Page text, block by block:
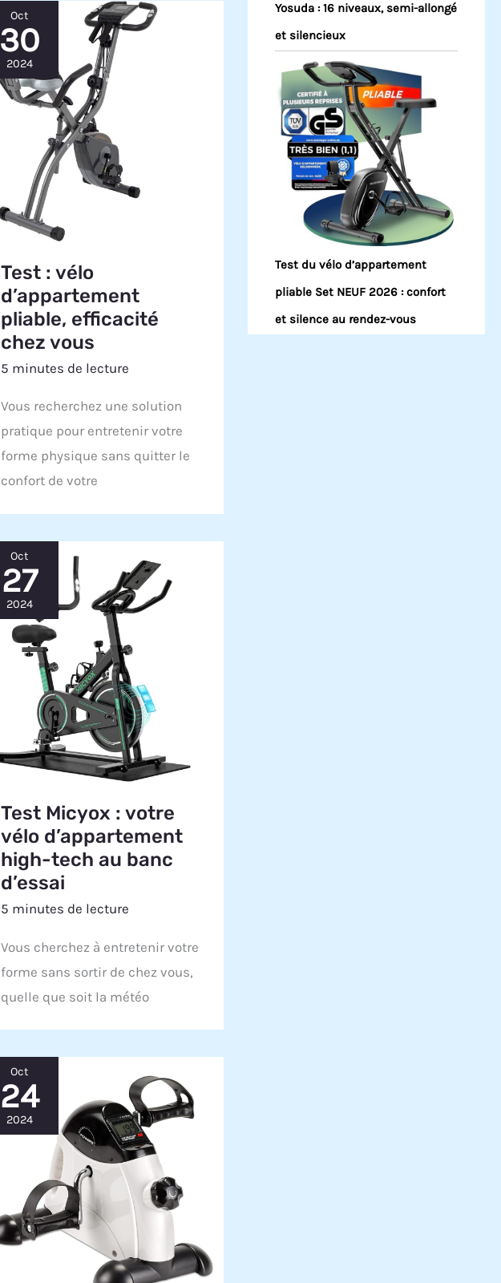
Oct
30
2024
Test : vélo
d’appartement
pliable, efficacité
chez vous
5 minutes de lecture
Vous recherchez une solution
pratique pour entretenir votre
forme physique sans quitter le
confort de votre
Oct
27
2024
Test Micyox : votre
vélo d’appartement
high-tech au banc
d’essai
5 minutes de lecture
Vous cherchez à entretenir votre
forme sans sortir de chez vous,
quelle que soit la météo
Oct
24
2024
Yosuda : 16 niveaux, semi-allongé
et silencieux
Test du vélo d’appartement
pliable Set NEUF 2026 : confort
et silence au rendez-vous